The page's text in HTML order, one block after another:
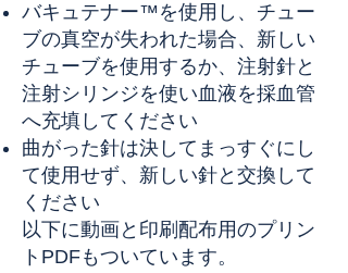
バキュテナー™を使用し、チュー
ブの真空が失われた場合、新しい
チューブを使用するか、注射針と
注射シリンジを使い血液を採血管
へ充填してください
曲がった針は決してまっすぐにし
て使用せず、新しい針と交換して
ください
以下に動画と印刷配布用のプリン
トPDFもついています。